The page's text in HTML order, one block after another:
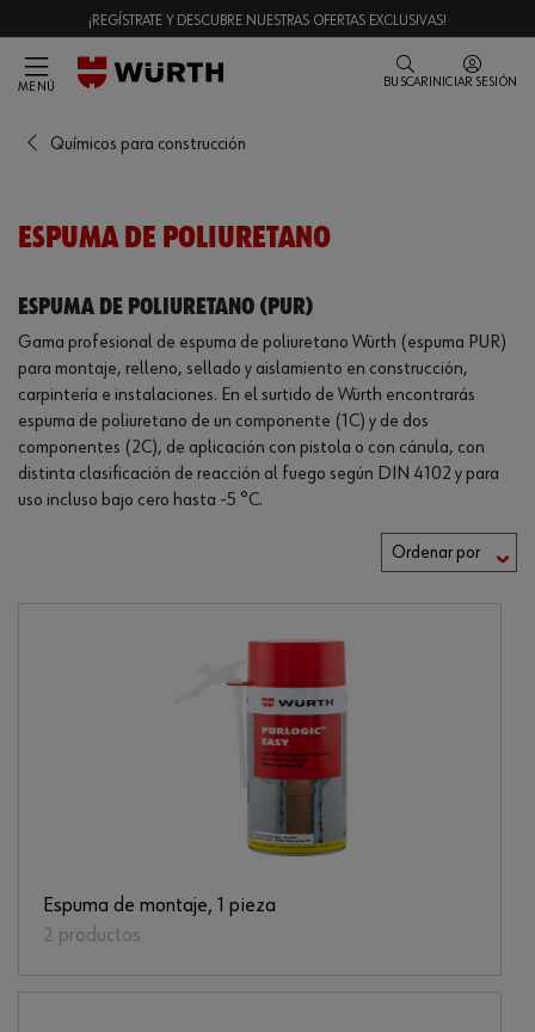
¡REGÍSTRATE Y DESCUBRE NUESTRAS OFERTAS EXCLUSIVAS!
MENÚ BUSCAR INICIAR SESIÓN
Químicos para construcción
ESPUMA DE POLIURETANO
Espuma de poliuretano (PUR)
Gama profesional de espuma de poliuretano Würth (espuma PUR)
para montaje, relleno, sellado y aislamiento en construcción,
carpintería e instalaciones. En el surtido de Würth encontrarás
espuma de poliuretano de un componente (1C) y de dos
componentes (2C), de aplicación con pistola o con cánula, con
distinta clasificación de reacción al fuego según DIN 4102 y para
uso incluso bajo cero hasta -5 °C.
Espuma de montaje, 1 pieza
2 productos